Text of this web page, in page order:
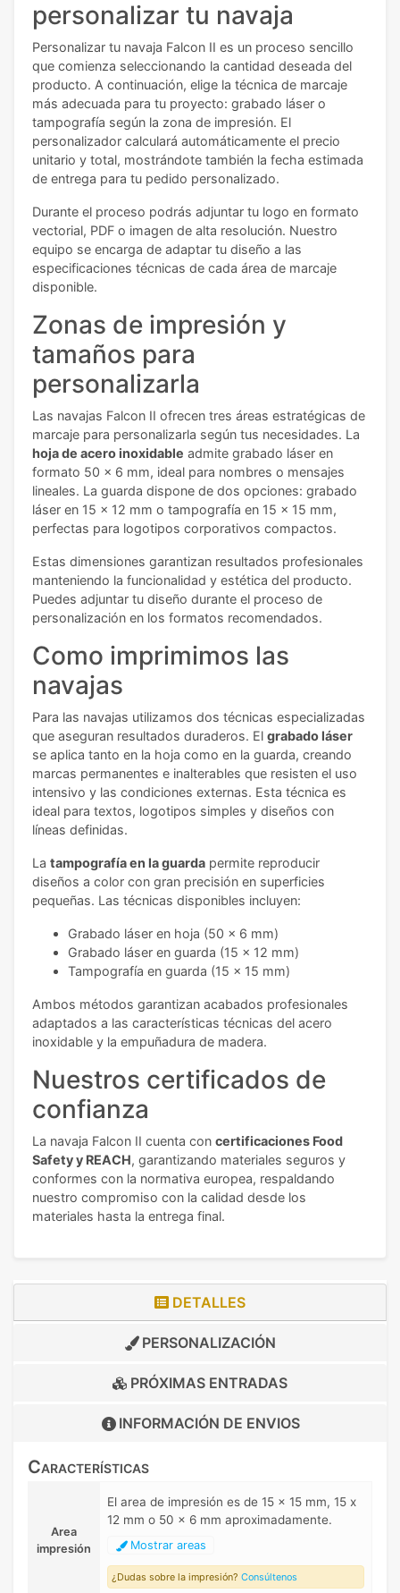
personalizar tu navaja
Personalizar tu navaja Falcon II es un proceso sencillo
que comienza seleccionando la cantidad deseada del
producto. A continuación, elige la técnica de marcaje
más adecuada para tu proyecto: grabado láser o
tampografía según la zona de impresión. El
personalizador calculará automáticamente el precio
unitario y total, mostrándote también la fecha estimada
de entrega para tu pedido personalizado.
Durante el proceso podrás adjuntar tu logo en formato
vectorial, PDF o imagen de alta resolución. Nuestro
equipo se encarga de adaptar tu diseño a las
especificaciones técnicas de cada área de marcaje
disponible.
Zonas de impresión y
tamaños para
personalizarla
Las navajas Falcon II ofrecen tres áreas estratégicas de
marcaje para personalizarla según tus necesidades. La
hoja de acero inoxidable admite grabado láser en
formato 50 x 6 mm, ideal para nombres o mensajes
lineales. La guarda dispone de dos opciones: grabado
láser en 15 x 12 mm o tampografía en 15 x 15 mm,
perfectas para logotipos corporativos compactos.
Estas dimensiones garantizan resultados profesionales
manteniendo la funcionalidad y estética del producto.
Puedes adjuntar tu diseño durante el proceso de
personalización en los formatos recomendados.
Como imprimimos las
navajas
Para las navajas utilizamos dos técnicas especializadas
que aseguran resultados duraderos. El grabado láser
se aplica tanto en la hoja como en la guarda, creando
marcas permanentes e inalterables que resisten el uso
intensivo y las condiciones externas. Esta técnica es
ideal para textos, logotipos simples y diseños con
líneas definidas.
La tampografía en la guarda permite reproducir
diseños a color con gran precisión en superficies
pequeñas. Las técnicas disponibles incluyen:
Grabado láser en hoja (50 x 6 mm)
Grabado láser en guarda (15 x 12 mm)
Tampografía en guarda (15 x 15 mm)
Ambos métodos garantizan acabados profesionales
adaptados a las características técnicas del acero
inoxidable y la empuñadura de madera.
Nuestros certificados de
confianza
La navaja Falcon II cuenta con certificaciones Food
Safety y REACH, garantizando materiales seguros y
conformes con la normativa europea, respaldando
nuestro compromiso con la calidad desde los
materiales hasta la entrega final.
DETALLES
PERSONALIZACIÓN
PRÓXIMAS ENTRADAS
INFORMACIÓN DE ENVIOS
Características
Area
impresión
El area de impresión es de 15 x 15 mm, 15 x
12 mm o 50 x 6 mm aproximadamente.
Mostrar areas
¿Dudas sobre la impresión? Consúltenos